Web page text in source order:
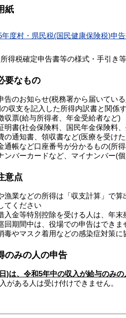
紙
年度村・県民税(国民健康保険税)申
得税確定申告書等の様式・手引き
要なもの
告のお知らせ(税務署から届いてい
の収支を記入した所得内訳書と関係
収票(給与所得者、年金受給者など)
明書(社会保険料、国民年金保険料
の通知書、領収書など(医療を受け
通帳など口座番号が分かるもの(所
ンバーカードなど、マイナンバー(
意点
漁業などの所得は「収支計算」で
てください
入金等特別控除を受ける人は、年
回期間中は、役場での申告はでき
毒やマスク着用などの感染症対策に
のみの人の申告
)は、令和5年中の収入が給与のみの
がある人は受け付けできません。